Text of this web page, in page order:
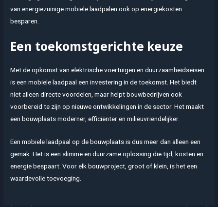
van energiezuinige mobiele laadpalen ook op energiekosten
besparen.
Een toekomstgerichte keuze
Met de opkomst van elektrische voertuigen en duurzaamheidseisen
is een mobiele laadpaal een investering in de toekomst. Het biedt
niet alleen directe voordelen, maar helpt bouwbedrijven ook
voorbereid te zijn op nieuwe ontwikkelingen in de sector. Het maakt
een bouwplaats moderner, efficiënter en milieuvriendelijker.
Een mobiele laadpaal op de bouwplaats is dus meer dan alleen een
gemak. Het is een slimme en duurzame oplossing die tijd, kosten en
energie bespaart. Voor elk bouwproject, groot of klein, is het een
waardevolle toevoeging.